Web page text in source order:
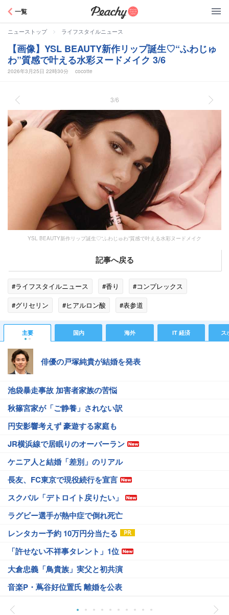
一覧
ニューストップ > ライフスタイルニュース
【画像】YSL BEAUTY新作リップ誕生♡“ふわじゅ
わ”質感で叶える水彩ヌードメイク 3/6
2026年3月25日 22時30分 cocotte
3/6
YSL BEAUTY新作リップ誕生♡“ふわじゅわ”質感で叶える水彩ヌードメイク
記事へ戻る
#ライフスタイルニュース #香り
#コンプレックス
#グリセリン
#ヒアルロン酸 #表参道
主要 国内 海外 IT 経済 ス
俳優の戸塚純貴が結婚を発表
池袋暴走事故 加害者家族の苦悩
秋篠宮家が「ご静養」されない訳
円安影響考えず 豪遊する家庭も
JR横浜線で居眠りのオーバーラン
ケニア人と結婚「差別」のリアル
長友、FC東京で現役続行を宣言
スクバル「デトロイト戻りたい」
ラグビー選手が熱中症で倒れ死亡
レンタカー予約 10万円分当たる
「許せない不祥事タレント」1位
大倉忠義「鳥貴族」実父と初共演
音楽P・蔦谷好位置氏 離婚を公表